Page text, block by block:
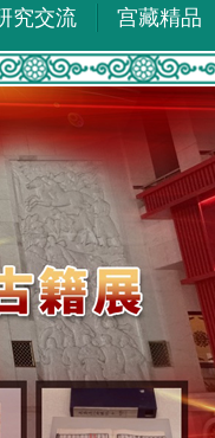
究交流 宫藏精品